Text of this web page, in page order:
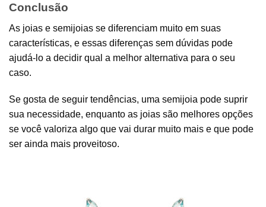
Conclusão
As joias e semijoias se diferenciam muito em suas
características, e essas diferenças sem dúvidas pode
ajudá-lo a decidir qual a melhor alternativa para o seu
caso.
Se gosta de seguir tendências, uma semijoia pode suprir
sua necessidade, enquanto as joias são melhores opções
se você valoriza algo que vai durar muito mais e que pode
ser ainda mais proveitoso.